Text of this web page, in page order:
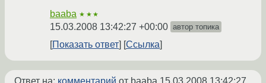
baaba ★★★
15.03.2008 13:42:27 +00:00 автор топика
Показать ответ Ссылка